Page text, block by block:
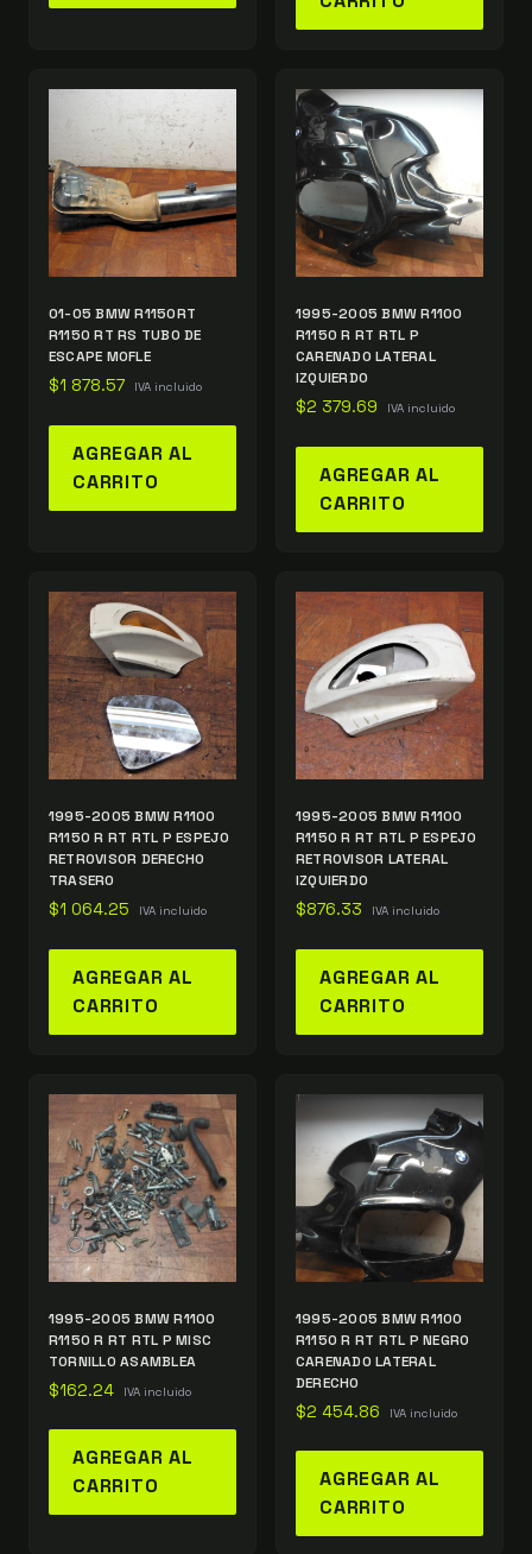
01-05 BMW R1150RT
R1150 RT RS TUBO DE
ESCAPE MOFLE
$1 878.57 IVA incluido
AGREGAR AL
CARRITO
1995-2005 BMW R1100
R1150 R RT RTL P
CARENADO LATERAL
IZQUIERDO
$2 379.69 IVA incluido
AGREGAR AL
CARRITO
1995-2005 BMW R1100
R1150 R RT RTL P ESPEJO
RETROVISOR DERECHO
TRASERO
$1 064.25 IVA incluido
AGREGAR AL
CARRITO
1995-2005 BMW R1100
R1150 R RT RTL P ESPEJO
RETROVISOR LATERAL
IZQUIERDO
$876.33 IVA incluido
AGREGAR AL
CARRITO
1995-2005 BMW R1100
R1150 R RT RTL P MISC
TORNILLO ASAMBLEA
$162.24 IVA incluido
AGREGAR AL
CARRITO
1995-2005 BMW R1100
R1150 R RT RTL P NEGRO
CARENADO LATERAL
DERECHO
$2 454.86 IVA incluido
AGREGAR AL
CARRITO